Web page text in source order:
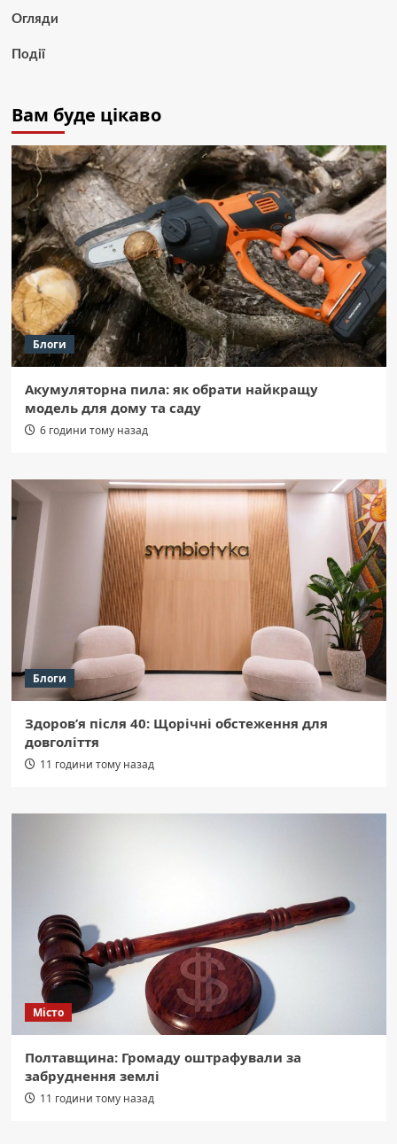
Огляди
Події
Вам буде цікаво
Блоги
Акумуляторна пила: як обрати найкращу
модель для дому та саду
6 години тому назад
Блоги
Здоров’я після 40: Щорічні обстеження для
довголіття
11 години тому назад
Місто
Полтавщина: Громаду оштрафували за
забруднення землі
11 години тому назад